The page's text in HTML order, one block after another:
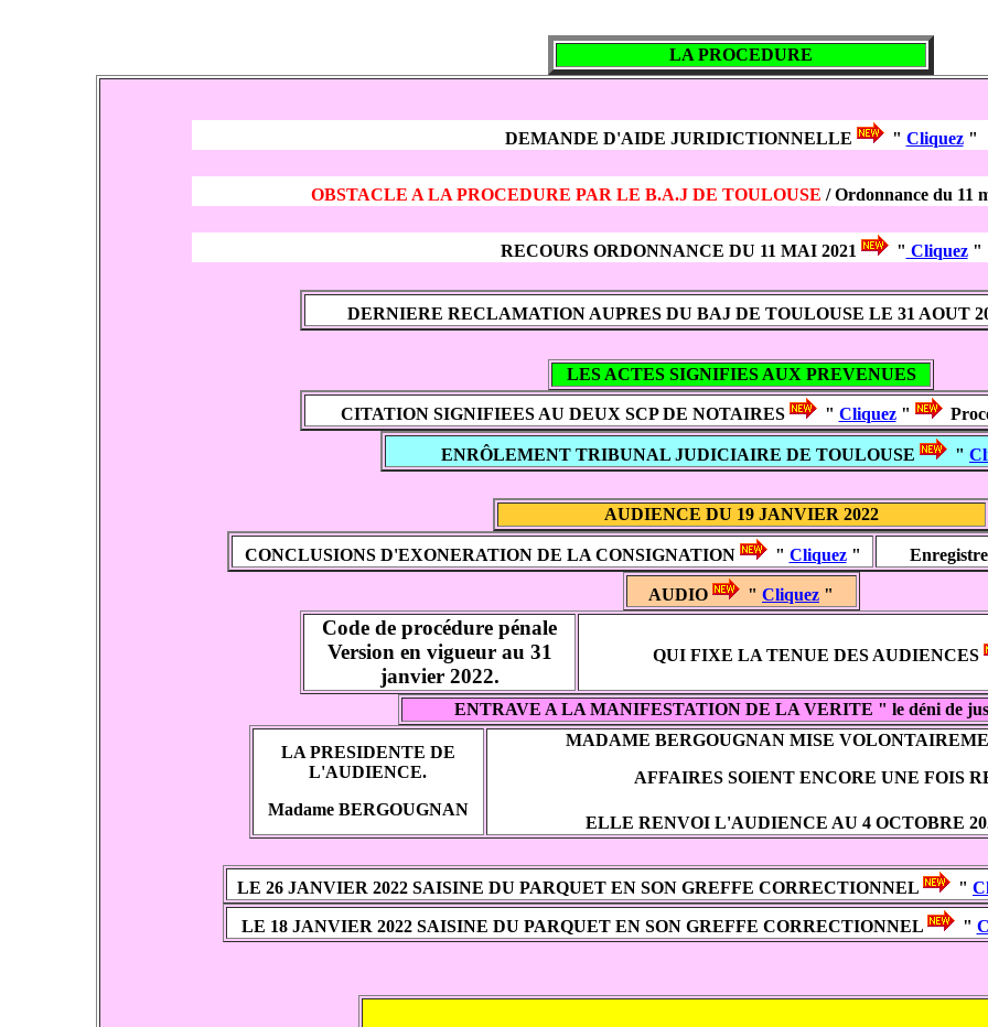
LA PROCEDURE
DEMANDE D'AIDE JURIDICTIONNELLE " Cliquez"
OBSTACLE A LA PROCEDURE PAR LE B.A.J DE TOULOUSE / Ordonnance du 11
RECOURS ORDONNANCE DU 11 MAI 2021 " Cliquez"
DERNIERE RECLAMATION AUPRES DU BAJ DE TOULOUSE LE 31 AOUT
LES ACTES SIGNIFIES AUX PREVENUES
CITATION SIGNIFIEES AU DEUX SCP DE NOTAIRES " Cliquez"
ENRÔLEMENT TRIBUNAL JUDICIAIRE DE TOULOUSE "
AUDIENCE DU 19 JANVIER 2022
CONCLUSIONS D'EXONERATION DE LA CONSIGNATION " Cliquez"
AUDIO " Cliquez "
Code de procédure pénale
Version en vigueur au 31
janvier 2022.
QUI FIXE LA TENUE DES AUDIENCES
ENTRAVE A LA MANIFESTATION DE LA VERITE " le déni de
LA PRESIDENTE DE
L'AUDIENCE.
Madame BERGOUGNAN
MADAME BERGOUGNAN MISE
AFFAIRES SOIENT ENCORE UNE FOIS
ELLE RENVOI L'AUDIENCE AU 4 OCTOBRE
LE 26 JANVIER 2022 SAISINE DU PARQUET EN SON GREFFE CORRECTIONNEL "
LE 18 JANVIER 2022 SAISINE DU PARQUET EN SON GREFFE CORRECTIONNEL "